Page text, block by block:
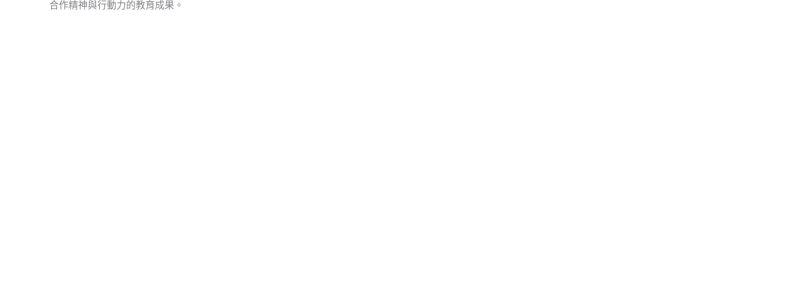
合作精神與行動力的教育成果。